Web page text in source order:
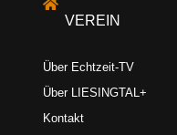
VEREIN
Über Echtzeit-TV
Über LIESINGTAL+
Kontakt